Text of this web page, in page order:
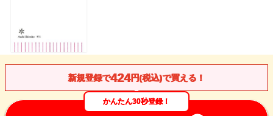
新規登録で424円(税込)で買える！
かんたん30秒登録！